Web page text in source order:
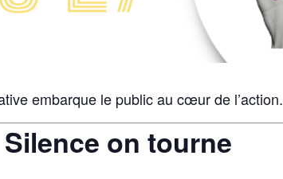
embarque le public au cœur de l’action.
Silence on tourne